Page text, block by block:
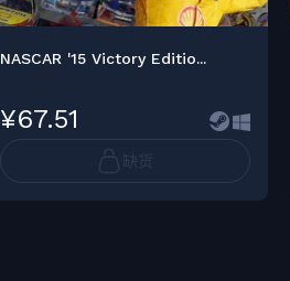
NASCAR '15 Victory Editio...
¥67.51
缺货